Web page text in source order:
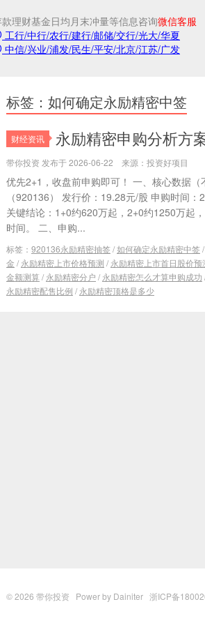
理财基金日均月末冲量等信息咨询微信客服
工行/中行/农行/建行/邮储/交行/光大/华夏
中信/兴业/浦发/民生/平安/北京/江苏/广发
标签：如何确定永励精密中签
财经资讯 永励精密申购分析方
带你投资 发布于 2026-06-22 来源：投资好项目
优先2+1，收盘前申购即可！ 一、核心数据
（920136） 发行价：19.28元/股 申购时间
关键结论：1+0约620万起，2+0约1250万起
时间。 二、申购...
标签： 920136永励精密抽签/如何确定永励精密中签/
金 / 永励精密上市价格预测 / 永励精密上市首日股价预
金额测算 / 永励精密分户 / 永励精密怎么才算申购成功
永励精密配售比例 / 永励精密顶格是多少
© 2026 带你投资 Power by Dainiter 浙ICP备